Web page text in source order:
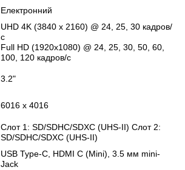
Електронний
UHD 4K (3840 x 2160) @ 24, 25, 30 кадров/
с
Full HD (1920x1080) @ 24, 25, 30, 50, 60,
100, 120 кадров/с
3.2"
6016 x 4016
Слот 1: SD/SDHC/SDXC (UHS-II) Слот 2:
SD/SDHC/SDXC (UHS-II)
USB Type-C, HDMI C (Mini), 3.5 мм mini-
Jack